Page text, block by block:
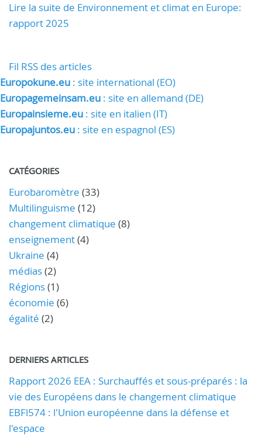
Lire la suite de Environnement et climat en Europe:
rapport 2025
Fil RSS des articles
Europokune.eu : site international (EO)
Europagemeinsam.eu : site en allemand (DE)
Europainsieme.eu : site en italien (IT)
Europajuntos.eu : site en espagnol (ES)
CATÉGORIES
Eurobaromètre (33)
Multilinguisme (12)
changement climatique (8)
enseignement(4)
Ukraine (4)
médias(2)
Régions(1)
économie (6)
égalité (2)
DERNIERS ARTICLES
Rapport 2026 EEA : Surchauffés et sous-préparés : la
vie des Européens dans le changement climatique
EBFl574 : l'Union européenne dans la défense et
l'espace